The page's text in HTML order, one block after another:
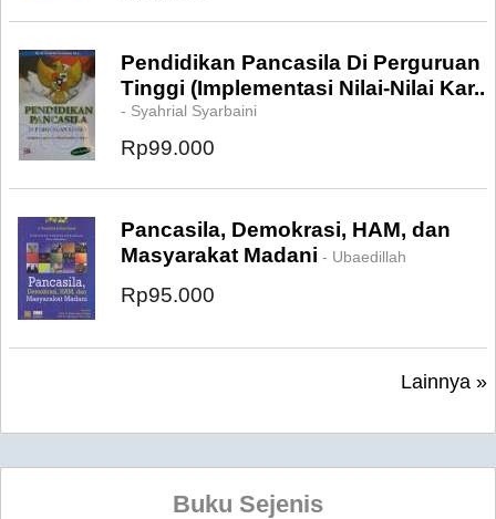
Pendidikan Pancasila Di Perguruan
Tinggi (Implementasi Nilai-Nilai Kar..
- Syahrial Syarbaini
Rp99.000
Pancasila, Demokrasi, HAM, dan
Masyarakat Madani - Ubaedillah
Rp95.000
Lainnya »
Buku Sejenis